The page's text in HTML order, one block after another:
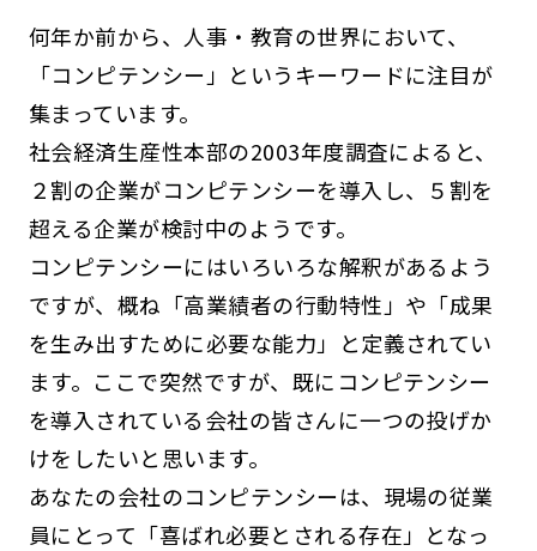
何年か前から、人事・教育の世界において、
「コンピテンシー」というキーワードに注目が
集まっています。
社会経済生産性本部の2003年度調査によると、
２割の企業がコンピテンシーを導入し、５割を
超える企業が検討中のようです。
コンピテンシーにはいろいろな解釈があるよう
ですが、概ね「高業績者の行動特性」や「成果
を生み出すために必要な能力」と定義されてい
ます。ここで突然ですが、既にコンピテンシー
を導入されている会社の皆さんに一つの投げか
けをしたいと思います。
あなたの会社のコンピテンシーは、現場の従業
員にとって「喜ばれ必要とされる存在」となっ